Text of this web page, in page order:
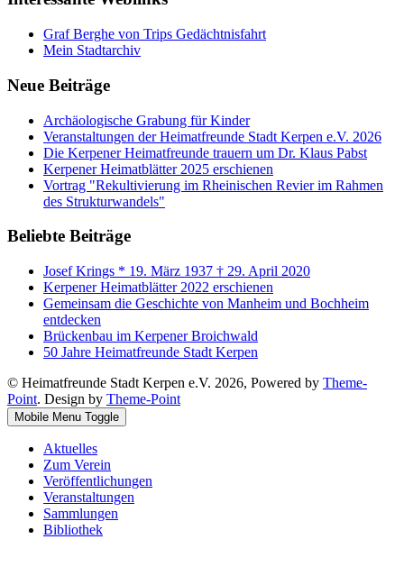
Graf Berghe von Trips Gedächtnisfahrt
Mein Stadtarchiv
Neue Beiträge
Archäologische Grabung für Kinder
Veranstaltungen der Heimatfreunde Stadt Kerpen e.V. 2026
Die Kerpener Heimatfreunde trauern um Dr. Klaus Pabst
Kerpener Heimatblätter 2025 erschienen
Vortrag "Rekultivierung im Rheinischen Revier im Rahmen
des Strukturwandels"
Beliebte Beiträge
Josef Krings * 19. März 1937 † 29. April 2020
Kerpener Heimatblätter 2022 erschienen
Gemeinsam die Geschichte von Manheim und Bochheim
entdecken
Brückenbau im Kerpener Broichwald
50 Jahre Heimatfreunde Stadt Kerpen
© Heimatfreunde Stadt Kerpen e.V. 2026, Powered by Theme-
Point. Design by Theme-Point
Mobile Menu Toggle
Aktuelles
Zum Verein
Veröffentlichungen
Veranstaltungen
Sammlungen
Bibliothek